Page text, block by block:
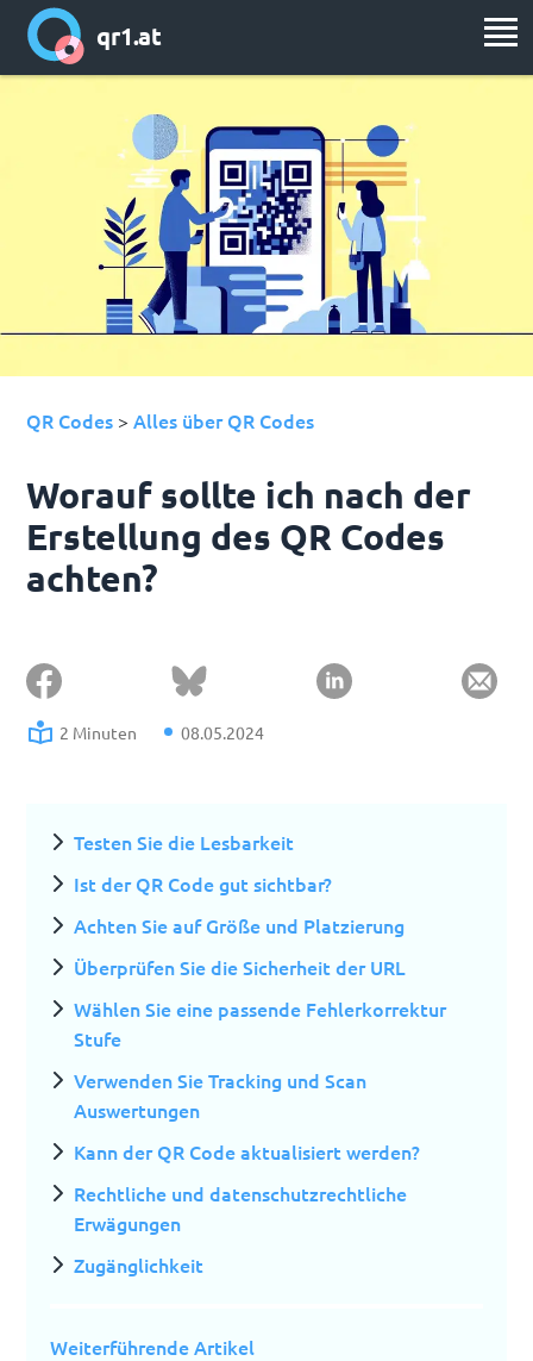
qr1.at
QR Codes > Alles über QR Codes
Worauf sollte ich nach der
Erstellung des QR Codes
achten?
2 Minuten 08.05.2024
Testen Sie die Lesbarkeit
Ist der QR Code gut sichtbar?
Achten Sie auf Größe und Platzierung
Überprüfen Sie die Sicherheit der URL
Wählen Sie eine passende Fehlerkorrektur
Stufe
Verwenden Sie Tracking und Scan
Auswertungen
Kann der QR Code aktualisiert werden?
Rechtliche und datenschutzrechtliche
Erwägungen
Zugänglichkeit
Weiterführende Artikel